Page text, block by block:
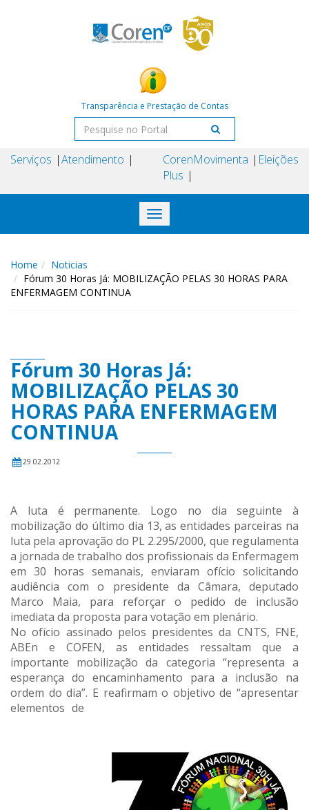
Transparência e Prestação de Contas
Serviços Atendimento
Coren
Plus
Movimenta Eleições
Toggle
navigation
Home
Noticias
Fórum 30 Horas Já: MOBILIZAÇÃO PELAS 30 HORAS PARA
ENFERMAGEM CONTINUA
Fórum 30 Horas Já:
MOBILIZAÇÃO PELAS 30
HORAS PARA ENFERMAGEM
CONTINUA
29.02.2012
A luta é permanente. Logo no dia seguinte à
mobilização do último dia 13, as entidades parceiras na
luta pela aprovação do PL 2.295/2000, que regulamenta
a jornada de trabalho dos profissionais da Enfermagem
em 30 horas semanais, enviaram ofício solicitando
audiência com o presidente da Câmara, deputado
Marco Maia, para reforçar o pedido de inclusão
imediata da proposta para votação em plenário.
No ofício assinado pelos presidentes da CNTS, FNE,
ABEn e COFEN, as entidades ressaltam que a
importante mobilização da categoria “representa a
esperança do encaminhamento para a inclusão na
ordem do dia”. E reafirmam o objetivo de “apresentar
elementos de